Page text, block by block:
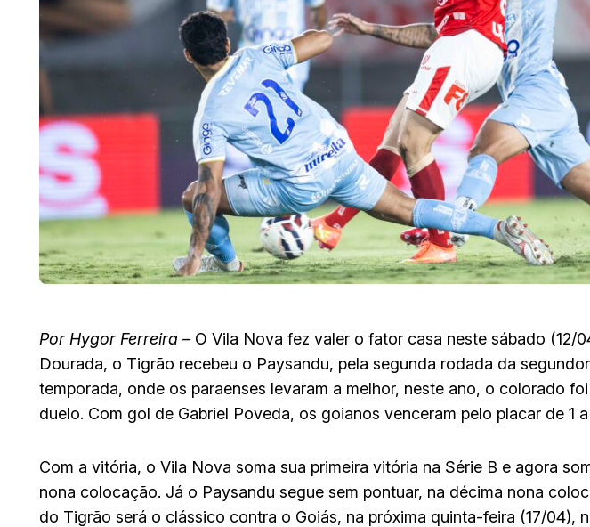
Por Hygor Ferreira –O Vila Nova fez valer o fator casa neste sábado (12/
Dourada, o Tigrão recebeu o Paysandu, pela segunda rodada da
temporada, onde os paraenses levaram a melhor, neste ano, o colorado
duelo. Com gol de Gabriel Poveda, os goianos venceram pelo placar de 1
Com a vitória, o Vila Nova soma sua primeira vitória na Série B e agora
nona colocação. Já o Paysandu segue sem pontuar, na décima nona
do Tigrão será o clássico contra o Goiás, na próxima quinta-feira (17/04),